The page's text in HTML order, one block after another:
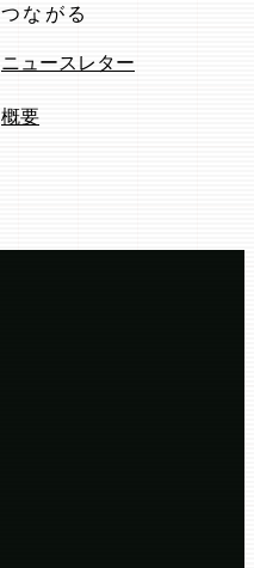
つながる
ニュースレター
概要